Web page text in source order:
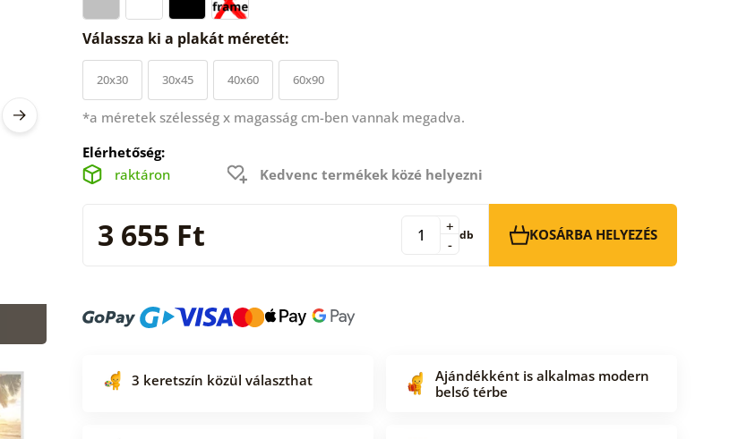
Válassza ki a plakát méretét:
20x30 30x45 40x60 60x90
*a méretek szélesség x magasság cm-ben vannak megadva.
Elérhetőség:
raktáron
Kedvenc termékek közé helyezni
3 655 Ft -
+ db KOSÁRBA HELYEZÉS
3 keretszín közül választhat
Ajándékként is alkalmas modern
belső térbe